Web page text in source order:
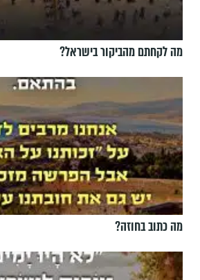
מה לקחתם מהביקור בישראל?
מה כתוב בחוזה?